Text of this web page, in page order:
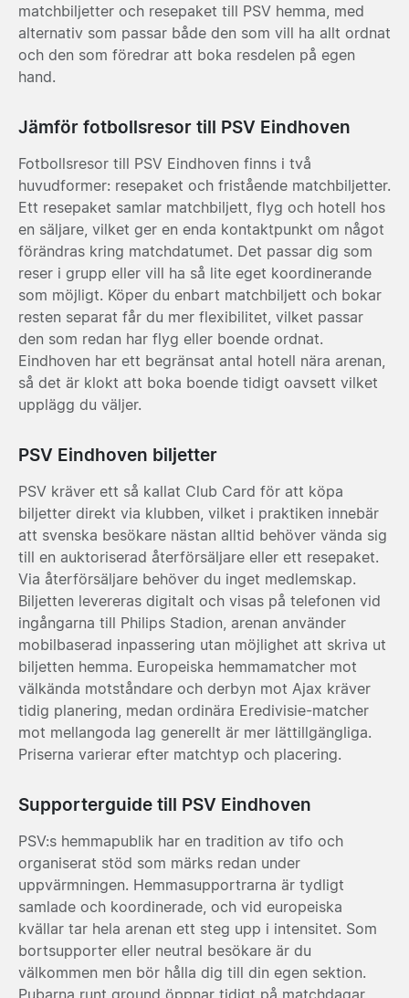
matchbiljetter och resepaket till PSV hemma, med
alternativ som passar både den som vill ha allt ordnat
och den som föredrar att boka resdelen på egen
hand.
Jämför fotbollsresor till PSV Eindhoven
Fotbollsresor till PSV Eindhoven finns i två
huvudformer: resepaket och fristående matchbiljetter.
Ett resepaket samlar matchbiljett, flyg och hotell hos
en säljare, vilket ger en enda kontaktpunkt om något
förändras kring matchdatumet. Det passar dig som
reser i grupp eller vill ha så lite eget koordinerande
som möjligt. Köper du enbart matchbiljett och bokar
resten separat får du mer flexibilitet, vilket passar
den som redan har flyg eller boende ordnat.
Eindhoven har ett begränsat antal hotell nära arenan,
så det är klokt att boka boende tidigt oavsett vilket
upplägg du väljer.
PSV Eindhoven biljetter
PSV kräver ett så kallat Club Card för att köpa
biljetter direkt via klubben, vilket i praktiken innebär
att svenska besökare nästan alltid behöver vända sig
till en auktoriserad återförsäljare eller ett resepaket.
Via återförsäljare behöver du inget medlemskap.
Biljetten levereras digitalt och visas på telefonen vid
ingångarna till Philips Stadion, arenan använder
mobilbaserad inpassering utan möjlighet att skriva ut
biljetten hemma. Europeiska hemmamatcher mot
välkända motståndare och derbyn mot Ajax kräver
tidig planering, medan ordinära Eredivisie-matcher
mot mellangoda lag generellt är mer lättillgängliga.
Priserna varierar efter matchtyp och placering.
Supporterguide till PSV Eindhoven
PSV:s hemmapublik har en tradition av tifo och
organiserat stöd som märks redan under
uppvärmningen. Hemmasupportrarna är tydligt
samlade och koordinerade, och vid europeiska
kvällar tar hela arenan ett steg upp i intensitet. Som
bortsupporter eller neutral besökare är du
välkommen men bör hålla dig till din egen sektion.
Pubarna runt ground öppnar tidigt på matchdagar